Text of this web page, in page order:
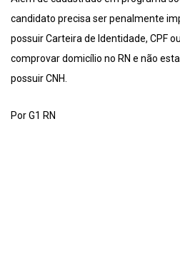
candidato precisa ser penalmente
possuir Carteira de Identidade, CPF
comprovar domicílio no RN e não
possuir CNH.
Por G1 RN